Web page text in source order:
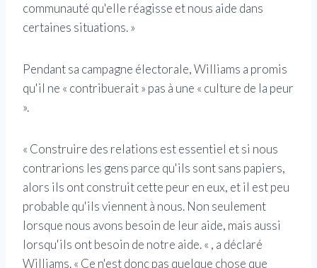
communauté qu'elle réagisse et nous aide dans
certaines situations. »
Pendant sa campagne électorale, Williams a promis
qu'il ne « contribuerait » pas à une « culture de la peur
».
« Construire des relations est essentiel et si nous
contrarions les gens parce qu'ils sont sans papiers,
alors ils ont construit cette peur en eux, et il est peu
probable qu'ils viennent à nous. Non seulement
lorsque nous avons besoin de leur aide, mais aussi
lorsqu'ils ont besoin de notre aide. « , a déclaré
Williams. « Ce n'est donc pas quelque chose que